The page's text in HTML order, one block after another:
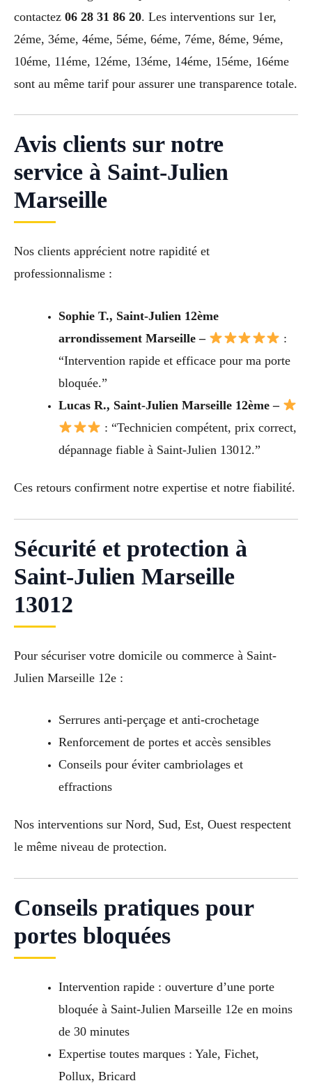
contactez 06 28 31 86 20. Les interventions sur 1er,
2éme, 3éme, 4éme, 5éme, 6éme, 7éme, 8éme, 9éme,
10éme, 11éme, 12éme, 13éme, 14éme, 15éme, 16éme
sont au même tarif pour assurer une transparence totale.
Avis clients sur notre
service à Saint-Julien
Marseille
Nos clients apprécient notre rapidité et
professionnalisme :
Sophie T., Saint-Julien 12ème
arrondissement Marseille –
:
“Intervention rapide et efficace pour ma porte
bloquée.”
Lucas R., Saint-Julien Marseille 12ème –
: “Technicien compétent, prix correct,
dépannage fiable à Saint-Julien 13012.”
Ces retours confirment notre expertise et notre fiabilité.
Sécurité et protection à
Saint-Julien Marseille
13012
Pour sécuriser votre domicile ou commerce à Saint-
Julien Marseille 12e :
Serrures anti-perçage et anti-crochetage
Renforcement de portes et accès sensibles
Conseils pour éviter cambriolages et
effractions
Nos interventions sur Nord, Sud, Est, Ouest respectent
le même niveau de protection.
Conseils pratiques pour
portes bloquées
Intervention rapide : ouverture d’une porte
bloquée à Saint-Julien Marseille 12e en moins
de 30 minutes
Expertise toutes marques : Yale, Fichet,
Pollux, Bricard